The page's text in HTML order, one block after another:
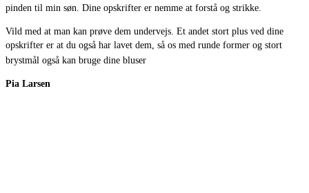
pinden til min søn. Dine opskrifter er nemme at forstå og strikke.
Vild med at man kan prøve dem undervejs. Et andet stort plus ved dine
opskrifter er at du også har lavet dem, så os med runde former og stort
brystmål også kan bruge dine bluser
Pia Larsen